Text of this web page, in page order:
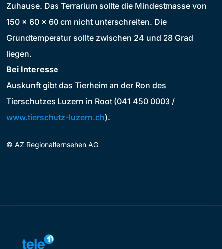
Zuhause. Das Terrarium sollte die Mindestmasse von
150 x 60 x 60 cm nicht unterschreiten. Die
Grundtemperatur sollte zwischen 24 und 28 Grad
liegen.
Bei Interesse
Auskunft gibt das Tierheim an der Ron des
Tierschutzes Luzern in Root (041 450 0003 /
www.tierschutz-luzern.ch).
© AZ Regionalfernsehen AG